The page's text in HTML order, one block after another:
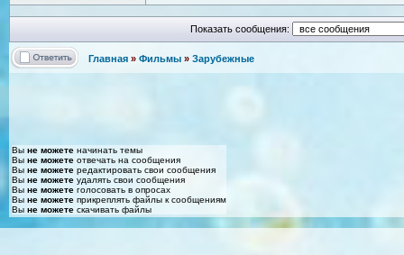
Показать сообщения:
Главная » Фильмы » Зарубежные
Вы не можете начинать темы
Вы не можете отвечать на сообщения
Вы не можете редактировать свои сообщения
Вы не можете удалять свои сообщения
Вы не можете голосовать в опросах
Вы не можете прикреплять файлы к сообщениям
Вы не можете скачивать файлы